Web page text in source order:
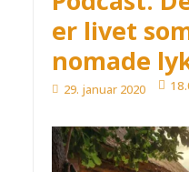
er livet
nomade
29. januar 2020